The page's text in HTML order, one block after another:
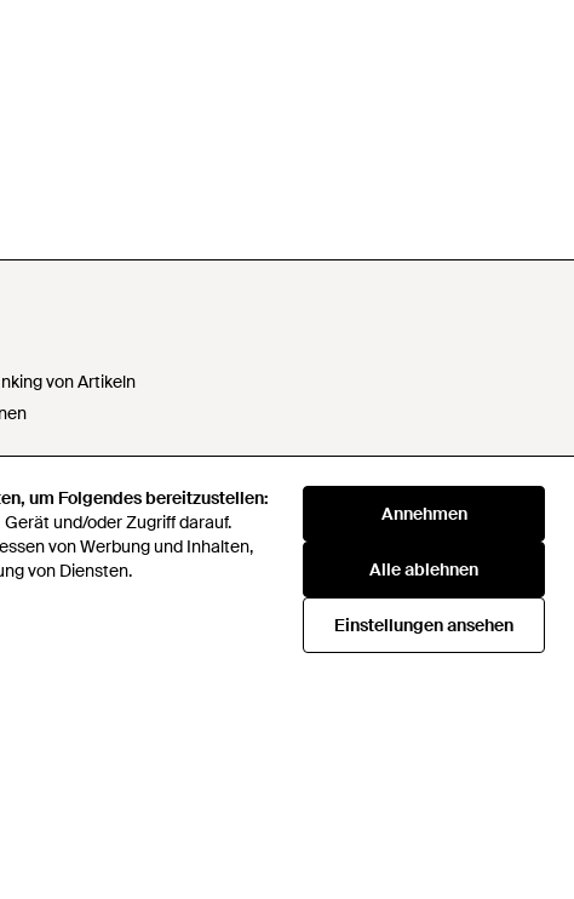
um Folgendes bereitzustellen:
und/oder Zugriff darauf.
von Werbung und Inhalten,
von Diensten.
Annehmen
Alle ablehnen
Einstellungen ansehen
von Artikeln
Daten nicht verkaufen oder
Sklaverei